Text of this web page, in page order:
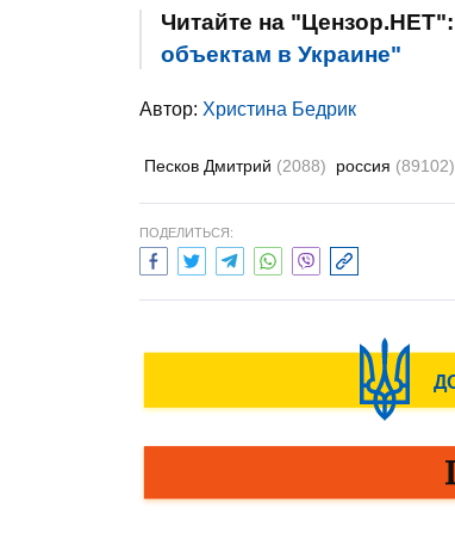
Читайте на "Цензор.НЕТ":
объектам в Украине"
Автор: Христина Бедрик
Песков Дмитрий (2088) россия (89102)
ПОДЕЛИТЬСЯ: